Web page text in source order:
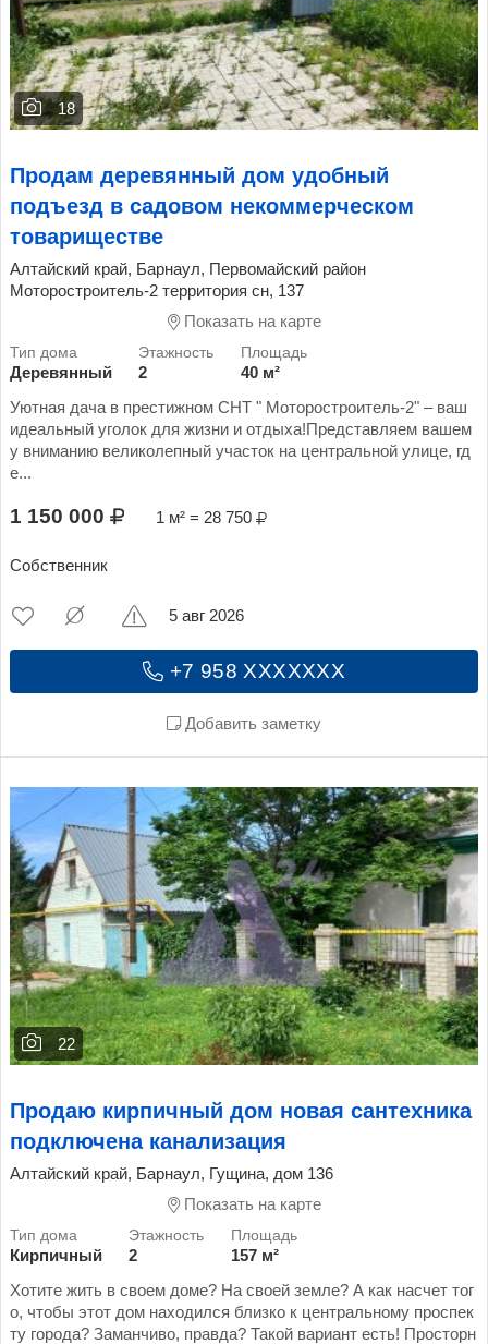
18
Продам деревянный дом удобный
подъезд в садовом некоммерческом
товариществе
Алтайский край, Барнаул, Первомайский район
Моторостроитель-2 территория сн, 137
Показать на карте
Деревянный 2
40 м²
Уютная дача в престижном СНТ " Моторостроитель-2" – ваш
идеальный уголок для жизни и отдыха!Представляем вашем
у вниманию великолепный участок на центральной улице, гд
е...
1 150 000 1 м² = 28 750
Собственник
+7 958 XXXXXXX
Добавить заметку
5 авг 2026
22
Продаю кирпичный дом новая сантехника
подключена канализация
Алтайский край, Барнаул, Гущина, дом 136
Показать на карте
Кирпичный 2
157 м²
Хотите жить в своем доме? На своей земле? А как насчет тог
о, чтобы этот дом находился близко к центральному проспек
ту города? Заманчиво, правда? Такой вариант есть! Просторн